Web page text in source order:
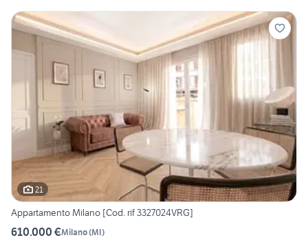
21
Appartamento Milano [Cod. rif 3327024VRG]
610.000 €Milano(MI)